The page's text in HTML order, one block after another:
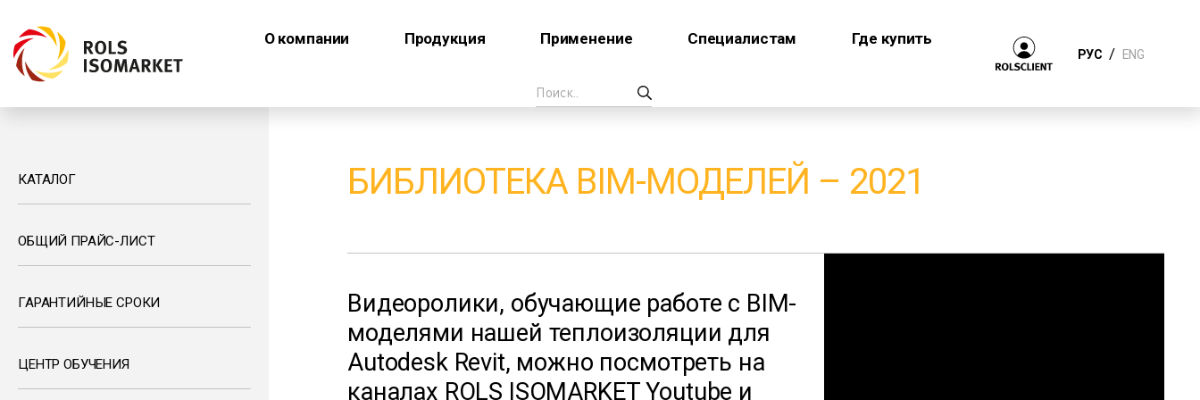
О компании Продукция Применение Специалистам Где купить
РУС / ENG
КАТАЛОГ
ОБЩИЙ ПРАЙС-ЛИСТ
ГАРАНТИЙНЫЕ СРОКИ
ЦЕНТР ОБУЧЕНИЯ
БИБЛИОТЕКА BIM-МОДЕЛЕЙ – 2021
Видеоролики, обучающие работе с BIM-
моделями нашей теплоизоляции для
Autodesk Revit, можно посмотреть на
каналах ROLS ISOMARKET Youtube и